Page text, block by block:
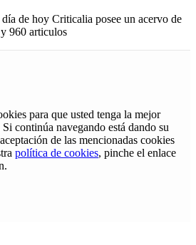
de hoy Criticalia posee un acervo de
960 articulos
para que usted tenga la mejor
continúa navegando está dando su
de las mencionadas cookies
política de cookies, pinche el enlace